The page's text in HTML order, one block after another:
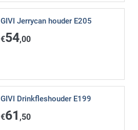
GIVI Jerrycan houder E205
€54,00
GIVI Drinkfleshouder E199
€61 ,50